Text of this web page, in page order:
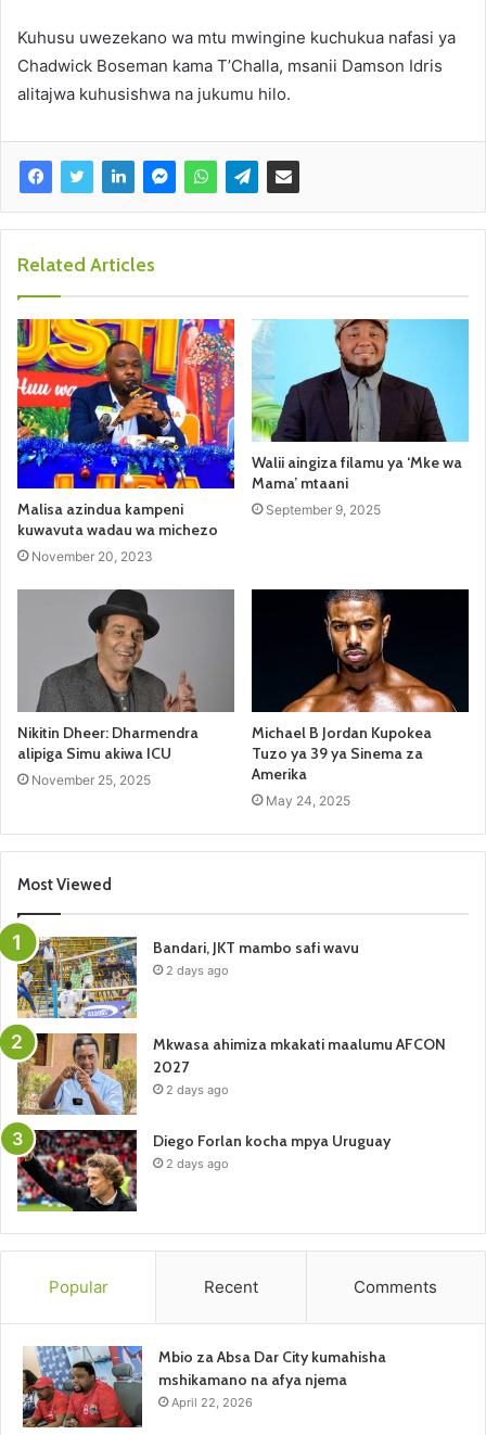
Kuhusu uwezekano wa mtu mwingine kuchukua nafasi ya
Chadwick Boseman kama T’Challa, msanii Damson Idris
alitajwa kuhusishwa na jukumu hilo.
Related Articles
Malisa azindua kampeni
kuwavuta wadau wa michezo
November 20, 2023
Walii aingiza filamu ya ‘Mke wa
Mama’ mtaani
September 9, 2025
Nikitin Dheer: Dharmendra
alipiga Simu akiwa ICU
November 25, 2025
Michael B Jordan Kupokea
Tuzo ya 39 ya Sinema za
Amerika
May 24, 2025
Most Viewed
Bandari, JKT mambo safi wavu
2 days ago
Mkwasa ahimiza mkakati maalumu AFCON
2027
2 days ago
Diego Forlan kocha mpya Uruguay
2 days ago
Popular Recent Comments
Mbio za Absa Dar City kumahisha
mshikamano na afya njema
April 22, 2026